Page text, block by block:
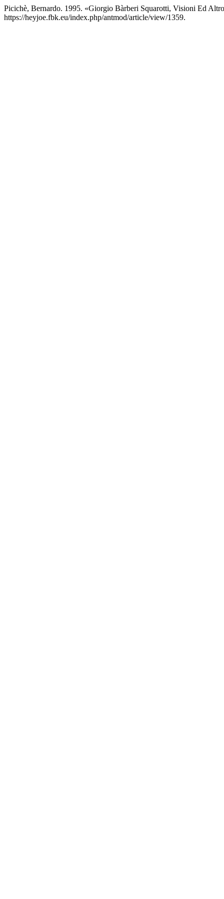
Picichè, Bernardo. 1995. «Giorgio Bàrberi Squarotti, Visioni Ed
https://heyjoe.fbk.eu/index.php/antmod/article/view/1359.